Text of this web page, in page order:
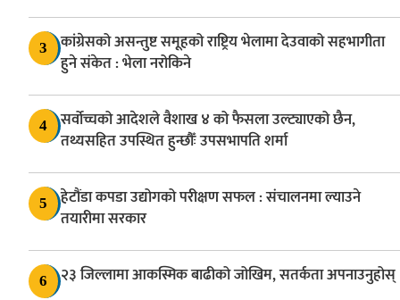
3
कांग्रेसको असन्तुष्ट समूहको राष्ट्रिय भेलामा देउवाको सहभागीता
हुने संकेत : भेला नरोकिने
4
सर्वोच्चको आदेशले वैशाख ४ को फैसला उल्ट्याएको छैन,
तथ्यसहित उपस्थित हुन्छौँः उपसभापति शर्मा
5
हेटौंडा कपडा उद्योगको परीक्षण सफल : संचालनमा ल्याउने
तयारीमा सरकार
6 २३ जिल्लामा आकस्मिक बाढीको जोखिम, सतर्कता अपनाउनुहोस्